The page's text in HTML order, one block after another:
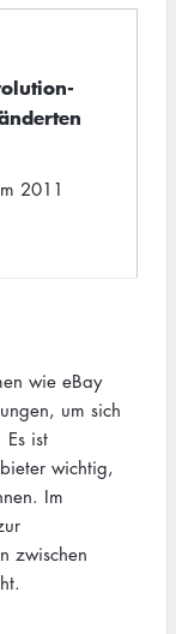
2011
wie eBay
um sich
ist
wichtig,
Im
zwischen